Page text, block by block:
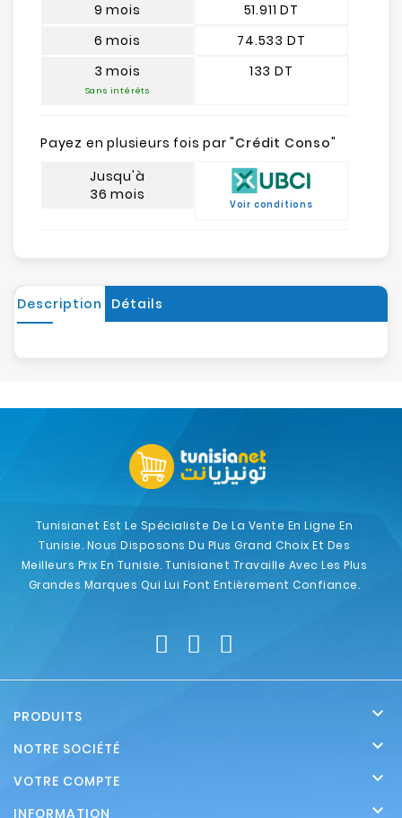
9 mois
6 mois
3 mois
Sans intérêts
51.911 DT
74.533 DT
133 DT
Payez en plusieurs fois par "Crédit Conso"
Jusqu'à
36 mois
Voir conditions
Description Détails
Tunisianet Est Le Spécialiste De La Vente En Ligne En
Tunisie. Nous Disposons Du Plus Grand Choix Et Des
Meilleurs Prix En Tunisie. Tunisianet Travaille Avec Les Plus
Grandes Marques Qui Lui Font Entièrement Confiance.
PRODUITS 
NOTRE SOCIÉTÉ 
VOTRE COMPTE 
INFORMATION 